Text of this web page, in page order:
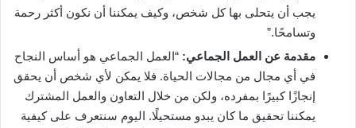
يجب أن يتحلى بها كل شخص، وكيف يمكننا أن نكون أكثر رحمة
وتسامحًا.”
مقدمة عن العمل الجماعي: “العمل الجماعي هو أساس النجاح
في أي مجال من مجالات الحياة. فلا يمكن لأي شخص أن يحقق
إنجازًا كبيرًا بمفرده، ولكن من خلال التعاون والعمل المشترك
يمكننا تحقيق ما كان يبدو مستحيلًا. اليوم سنتعرف على كيفية